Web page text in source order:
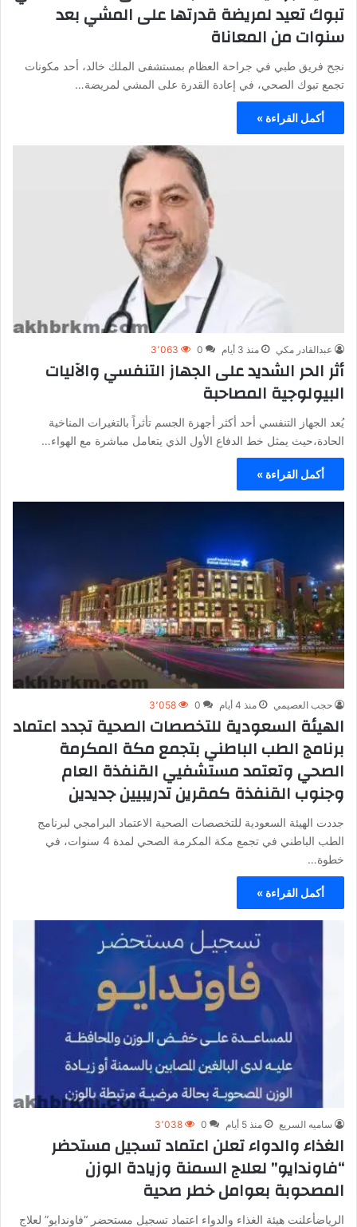
تبوك تعيد لمريضة قدرتها على المشي بعد
سنوات من المعاناة
نجح فريق طبي في جراحة العظام بمستشفى الملك خالد، أحد مكونات
تجمع تبوك الصحي، في إعادة القدرة على المشي لمريضة…
أكمل القراءة »
عبدالقادر مكي منذ 3 أيام 0 3٬063
أثر الحر الشديد على الجهاز التنفسي والآليات
البيولوجية المصاحبة
يُعد الجهاز التنفسي أحد أكثر أجهزة الجسم تأثراً بالتغيرات المناخية
الحادة،حيث يمثل خط الدفاع الأول الذي يتعامل مباشرة مع الهواء…
أكمل القراءة »
حجب العصيمي منذ 4 أيام 0 3٬058
الهيئة السعودية للتخصصات الصحية تجدد اعتماد
برنامج الطب الباطني بتجمع مكة المكرمة
الصحي وتعتمد مستشفيي القنفذة العام
وجنوب القنفذة كمقرين تدريبيين جديدين
جددت الهيئة السعودية للتخصصات الصحية الاعتماد البرامجي لبرنامج
الطب الباطني في تجمع مكة المكرمة الصحي لمدة 4 سنوات، في
خطوة…
أكمل القراءة »
ساميه السريع منذ 5 أيام 0 3٬038
الغذاء والدواء تعلن اعتماد تسجيل مستحضر
“فاوندايو” لعلاج السمنة وزيادة الوزن
المصحوبة بعوامل خطر صحية
الرياضأعلنت هيئة الغذاء والدواء اعتماد تسجيل مستحضر “فاوندايو” لعلاج